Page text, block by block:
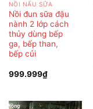
NỒI NẤU SỮA
Nồi đun sữa đậu
nành 2 lớp cách
thủy dùng bếp
ga, bếp than,
bếp củi
999.999₫